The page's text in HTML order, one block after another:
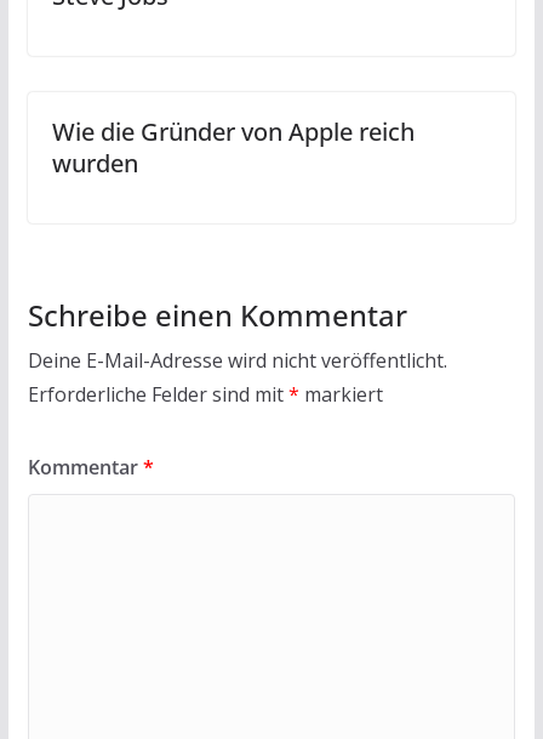
Wie die Gründer von Apple reich
wurden
Schreibe einen Kommentar
Deine E-Mail-Adresse wird nicht veröffentlicht.
Erforderliche Felder sind mit* markiert
Kommentar*